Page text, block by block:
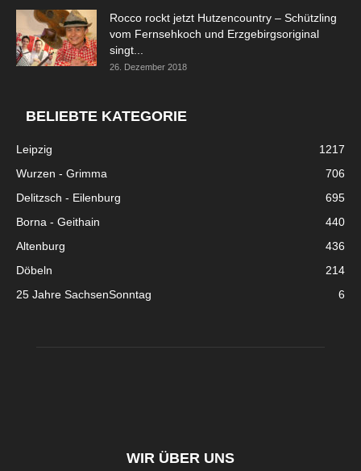
Rocco rockt jetzt Hutzencountry – Schützling
vom Fernsehkoch und Erzgebirgsoriginal
singt...
26. Dezember 2018
BELIEBTE KATEGORIE
Leipzig
1217
Wurzen - Grimma
706
Delitzsch - Eilenburg
695
Borna - Geithain
440
Altenburg
436
Döbeln
214
25 Jahre SachsenSonntag
6
WIR ÜBER UNS